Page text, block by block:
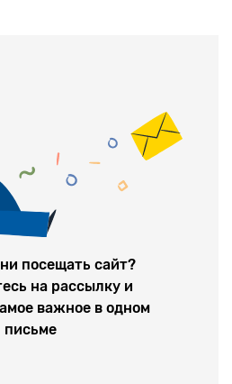
посещать сайт?
на рассылку и
важное в одном
письме